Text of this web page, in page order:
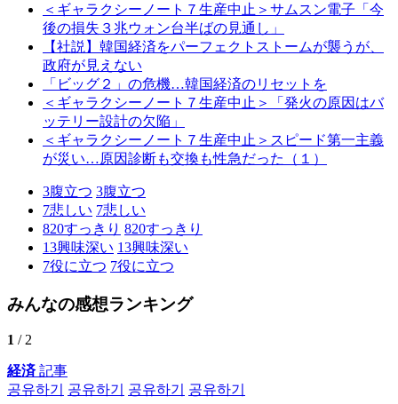
＜ギャラクシーノート７生産中止＞サムスン電子「今
後の損失３兆ウォン台半ばの見通し」
【社説】韓国経済をパーフェクトストームが襲うが、
政府が見えない
「ビッグ２」の危機…韓国経済のリセットを
＜ギャラクシーノート７生産中止＞「発火の原因はバ
ッテリー設計の欠陥」
＜ギャラクシーノート７生産中止＞スピード第一主義
が災い…原因診断も交換も性急だった（１）
3腹立つ 3腹立つ
7悲しい 7悲しい
820すっきり 820すっきり
13興味深い 13興味深い
7役に立つ 7役に立つ
みんなの感想ランキング
1 / 2
経済記事
공유하기
공유하기 공유하기 공유하기